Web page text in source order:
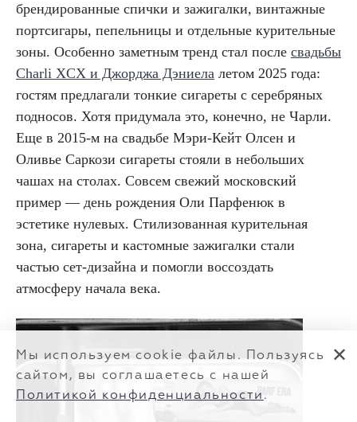
брендированные спички и зажигалки, винтажные
портсигары, пепельницы и отдельные курительные
зоны. Особенно заметным тренд стал после свадьбы
Charli XCX и Джорджа Дэниела летом 2025 года:
гостям предлагали тонкие сигареты с серебряных
подносов. Хотя придумала это, конечно, не Чарли.
Еще в 2015-м на свадьбе Мэри-Кейт Олсен и
Оливье Саркози сигареты стояли в небольших
чашах на столах. Совсем свежий московский
пример — день рождения Оли Парфенюк в
эстетике нулевых. Стилизованная курительная
зона, сигареты и кастомные зажигалки стали
частью сет-дизайна и помогли воссоздать
атмосферу начала века.
Мы используем cookie файлы. Пользуясь
сайтом, вы соглашаетесь с нашей
Политикой конфиденциальности .
✕